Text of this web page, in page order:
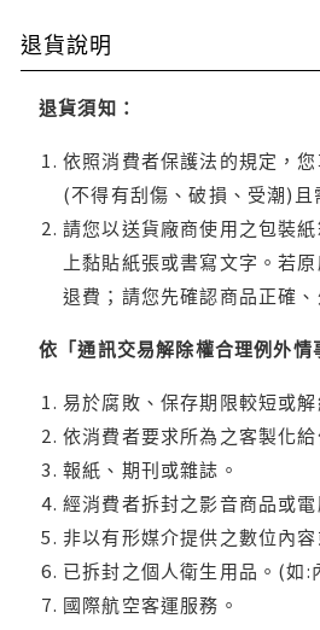
退貨說明
退貨須知：
依照消費者保護法的規定，
(不得有刮傷、破損、受潮)
請您以送貨廠商使用之包裝
上黏貼紙張或書寫文字。若
退費；請您先確認商品正確
依「通訊交易解除權合理例外
易於腐敗、保存期限較短或
依消費者要求所為之客製化
報紙、期刊或雜誌。
經消費者拆封之影音商品或電
非以有形媒介提供之數位內
已拆封之個人衛生用品。(如
國際航空客運服務。